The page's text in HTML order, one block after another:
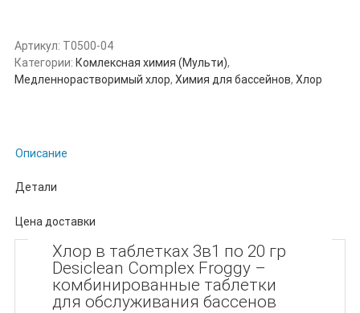
Артикул: Т0500-04
Категории: Комлексная химия (Мульти),
Медленнорастворимый хлор, Химия для бассейнов, Хлор
Описание
Детали
Цена доставки
Описание
Хлор в таблетках 3в1 по 20 гр
Desiclean Complex Froggy –
комбинированные таблетки
для обслуживания бассенов